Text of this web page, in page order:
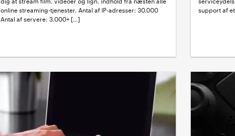
dig at stream film, videoer og lign. indhold fra næsten alle
online streaming-tjenester. Antal af IP-adresser: 30.000
Antal af servere: 3.000+ […]
support af